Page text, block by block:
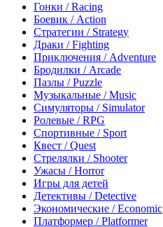
Гонки / Racing
Боевик / Action
Стратегии / Strategy
Драки / Fighting
Приключения / Adventure
Бродилки / Arcade
Пазлы / Puzzle
Музыкальные / Music
Симуляторы / Simulator
Ролевые / RPG
Спортивные / Sport
Квест / Quest
Стрелялки / Shooter
Ужасы / Horror
Игры для детей
Детективы / Detective
Экономические / Economic
Платформер / Platformer